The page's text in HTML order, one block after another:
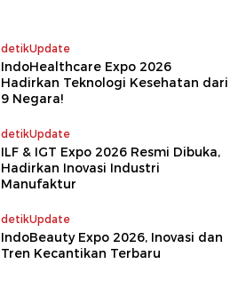
detikUpdate
IndoHealthcare Expo 2026
Hadirkan Teknologi Kesehatan dari
9 Negara!
detikUpdate
ILF & IGT Expo 2026 Resmi Dibuka,
Hadirkan Inovasi Industri
Manufaktur
detikUpdate
IndoBeauty Expo 2026, Inovasi dan
Tren Kecantikan Terbaru